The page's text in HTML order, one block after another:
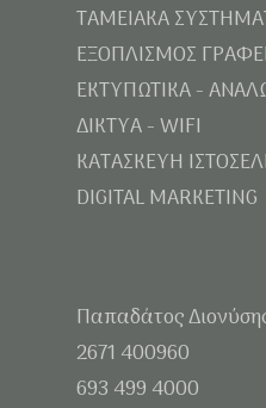
ΤΑΜΕΙΑΚΑ
ΕΞΟΠΛΙΣΜΟΣ
ΕΚΤΥΠΩΤΙΚΑ -
ΔΙΚΤΥΑ - WIFI
ΚΑΤΑΣΚΕΥΗ
DIGITAL MARKETING
Παπαδάτος
2671 400960
693 499 4000